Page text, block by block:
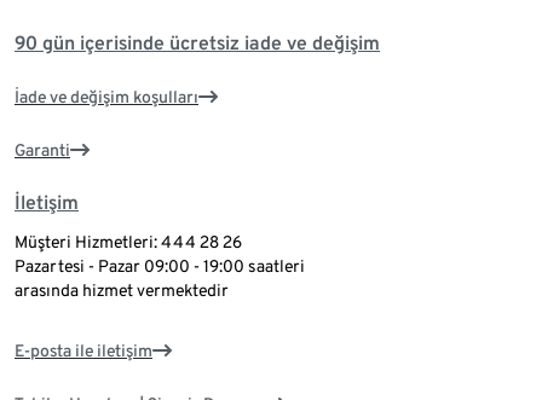
90 gün içerisinde ücretsiz iade ve değişim
İade ve değişim koşulları
Garanti
İletişim
Müşteri Hizmetleri: 444 28 26
Pazartesi - Pazar 09:00 - 19:00 saatleri
arasında hizmet vermektedir
E-posta ile iletişim